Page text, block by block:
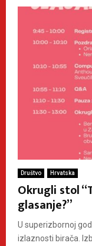
Društvo Hrvatska
Okrugli stol
glasanje?”
U superizbornoj
izlaznosti birača.